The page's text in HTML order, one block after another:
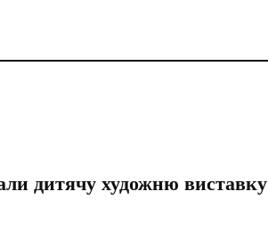
дитячу художню виставку